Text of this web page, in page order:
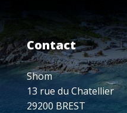
Contact
Shom
13 rue du Chatellier
29200 BREST